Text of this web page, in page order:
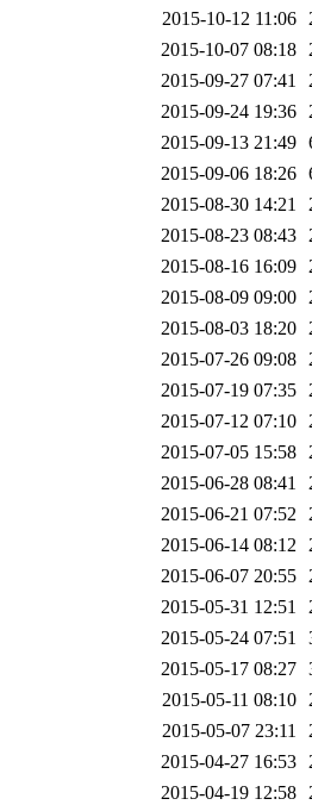
2015-10-12 11:06
2015-10-07 08:18
2015-09-27 07:41
2015-09-24 19:36
2015-09-13 21:49
2015-09-06 18:26
2015-08-30 14:21
2015-08-23 08:43
2015-08-16 16:09
2015-08-09 09:00
2015-08-03 18:20
2015-07-26 09:08
2015-07-19 07:35
2015-07-12 07:10
2015-07-05 15:58
2015-06-28 08:41
2015-06-21 07:52
2015-06-14 08:12
2015-06-07 20:55
2015-05-31 12:51
2015-05-24 07:51
2015-05-17 08:27
2015-05-11 08:10
2015-05-07 23:11
2015-04-27 16:53
2015-04-19 12:58